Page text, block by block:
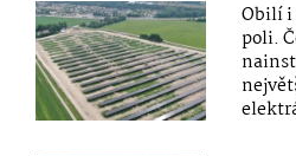
Obilí i
poli.